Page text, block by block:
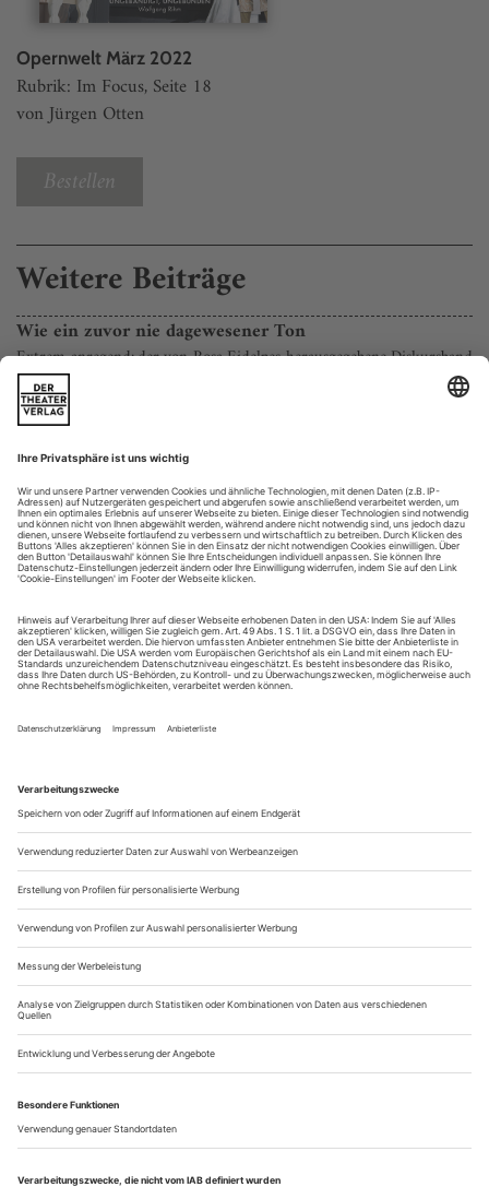
Opernwelt März 2022
Rubrik: Im Focus, Seite 18
von Jürgen Otten
Bestellen
Weitere Beiträge
Wie ein zuvor nie dagewesener Ton
Extrem anregend: der von Rosa Eidelpes herausgegebene Diskursband
«TEXT.NOTATION.PERFORMANCE»
Was für ein poetisches Bild. Eine Frau sitzt versonnen an
einer Orgel, die Rechte sanft auf die Tasten gelegt, sie scheint
darüber nachzudenken, wie der Ton, den sie gleich anschlägt,
klingen möge, was er auslösen, bewirken könnte in all seiner
Flüchtigkeit, Resonanz und (möglichen) Kontingenz. Oder ob
nicht vielleicht nicht dieser einzige Ton imstande wäre, die...
Materialschlacht
Ulrich Rasche installiert Strauss’ «Elektra» in Genf, Impulse kommen
nur von Jonathan Nott aus dem Graben
Rücken trippeln die Mägde auf einem schräg in den
Drehbühnenumlauf eingerichtet, dessen Bewegungsrichtung
die schwarz uniformierten Damen stets stramm
entgegengehen, wodurch sie im Ergebnis jedoch kaum vom
Fleck kommen. Die unmenschlichen, dezidiert tierischen...
Personalien, Meldungen März 2022
JUBILARE
Jane Henschelabsolvierte ihr Gesangsstudium an der
University of Southern California. Erste Opernengagements
führten sie 1978 nach Deutschland, sie trat in Aachen,
Wuppertal, Dortmund und an der Deutschen Oper am Rhein
auf. Zahlreiche Gastspiele machten die Mezzosopranistin ab
Ende der 1980er-Jahre in der ganzen Welt bekannt, umjubelt
etwa als Amneris,...